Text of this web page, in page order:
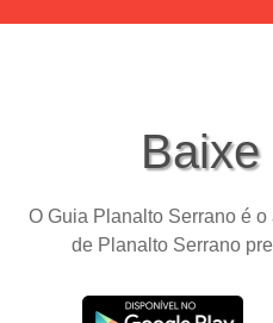
Baixe
O Guia Planalto Serrano é
de Planalto Serrano